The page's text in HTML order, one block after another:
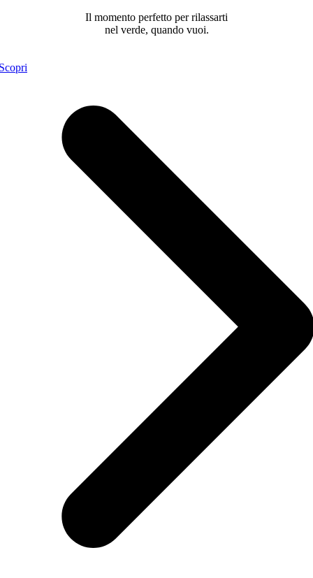
Il momento perfetto per rilassarti
nel verde, quando vuoi.